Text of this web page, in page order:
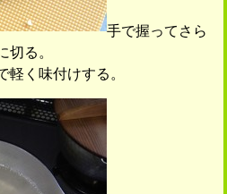
手で握ってさら
切る。
軽く味付けする。